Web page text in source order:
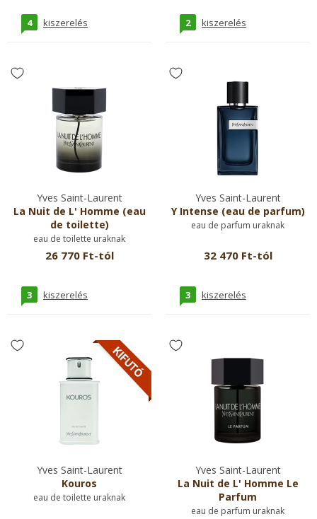
4 kiszerelés 2 kiszerelés
Yves Saint-Laurent
La Nuit de L' Homme (eau
de toilette)
eau de toilette uraknak
26 770 Ft-tól
3 kiszerelés
Yves Saint-Laurent
Y Intense (eau de parfum)
eau de parfum uraknak
32 470 Ft-tól
3 kiszerelés
Yves Saint-Laurent
Kouros
eau de toilette uraknak
Yves Saint-Laurent
La Nuit de L' Homme Le
Parfum
eau de parfum uraknak